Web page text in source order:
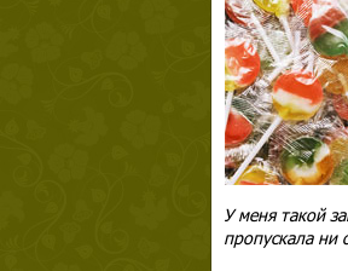
У меня такой
пропускала ни